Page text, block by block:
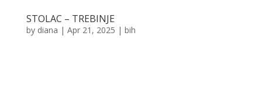
STOLAC – TREBINJE
by diana | Apr 21, 2025 | bih